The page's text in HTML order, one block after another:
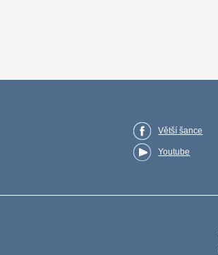
Větší šance
Youtube